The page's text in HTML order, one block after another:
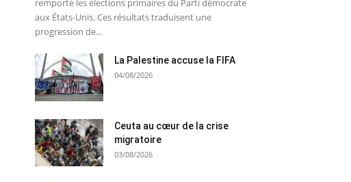
remporté les élections primaires du Parti démocrate
aux États-Unis. Ces résultats traduisent une
progression de...
La Palestine accuse la FIFA
04/08/2026
Ceuta au cœur de la crise
migratoire
03/08/2026